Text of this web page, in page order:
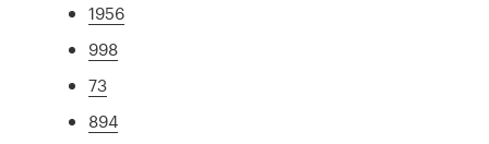
1956
998
73
894